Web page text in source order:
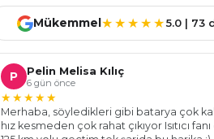
Mükemmel★★★★★5.0 | 73
P Pelin Melisa Kılıç
6 gün önce
★★★★★
Merhaba, söyledikleri gibi batarya çok
hız kesmeden çok rahat çıkıyor Isıtıcı fanı